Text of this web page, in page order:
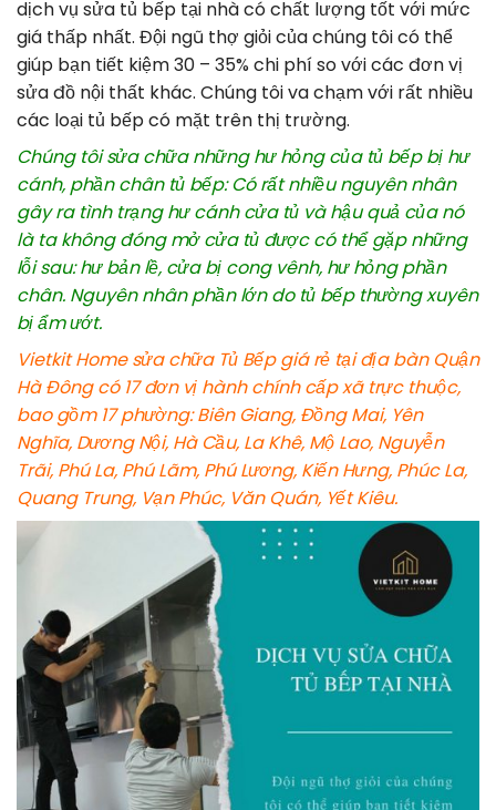
dịch vụ sửa tủ bếp tại nhà có chất lượng tốt với mức
giá thấp nhất. Đội ngũ thợ giỏi của chúng tôi có thể
giúp bạn tiết kiệm 30 – 35% chi phí so với các đơn vị
sửa đồ nội thất khác. Chúng tôi va chạm với rất nhiều
các loại tủ bếp có mặt trên thị trường.
Chúng tôi sửa chữa những hư hỏng của tủ bếp bị hư
cánh, phần chân tủ bếp: Có rất nhiều nguyên nhân
gây ra tình trạng hư cánh cửa tủ và hậu quả của nó
là ta không đóng mở cửa tủ được có thể gặp những
lỗi sau: hư bản lề, cửa bị cong vênh, hư hỏng phần
chân. Nguyên nhân phần lớn do tủ bếp thường xuyên
bị ẩm ướt.
Vietkit Home sửa chữa Tủ Bếp giá rẻ tại địa bàn Quận
Hà Đông có 17 đơn vị hành chính cấp xã trực thuộc,
bao gồm 17 phường: Biên Giang, Đồng Mai, Yên
Nghĩa, Dương Nội, Hà Cầu, La Khê, Mộ Lao, Nguyễn
Trãi, Phú La, Phú Lãm, Phú Lương, Kiến Hưng, Phúc La,
Quang Trung, Vạn Phúc, Văn Quán, Yết Kiêu.